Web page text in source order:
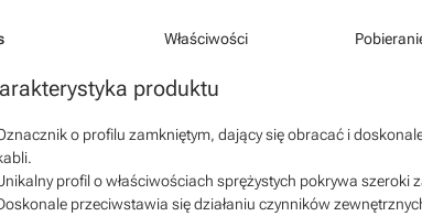
Właściwości
produktu
o profilu zamkniętym, dający się obracać i
profil o właściwościach sprężystych pokrywa szeroki
przeciwstawia się działaniu czynników